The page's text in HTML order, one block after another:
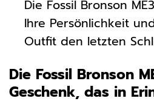
Die Fossil Bronson
Ihre Persönlichkeit
Outfit den letzten
Die Fossil Bronson
Geschenk, das in